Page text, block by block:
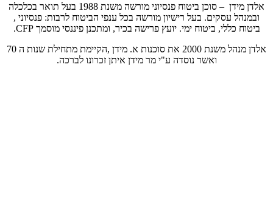
אלדן מידן – סוכן ביטוח פנסיוני מורשה משנת 1988 בעל תואר בכלכלה
ובמנהל עסקים. בעל רישיון מורשה בכל ענפי הביטוח לרבות: פנסיוני ,
ביטוח כללי, ביטוח ימי. יועץ פרישה בכיר, ומתכנן פיננסי מוסמך CFP.
אלדן מנהל משנת 2000 את סוכנות א. מידן ,הקיימת מתחילת שנות ה 70
ואשר נוסדה ע"י מר מידן איתן זכרונו לברכה.